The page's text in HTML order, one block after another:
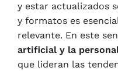
y estar actualizados
y formatos es
relevante. En este
artificial y la
que lideran las